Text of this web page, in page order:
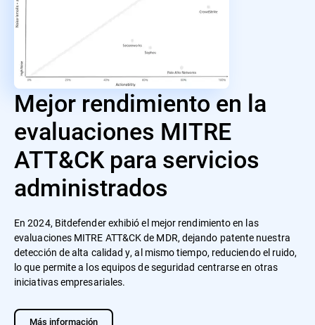
Mejor rendimiento en la
evaluaciones MITRE
ATT&CK para servicios
administrados
En 2024, Bitdefender exhibió el mejor rendimiento en las
evaluaciones MITRE ATT&CK de MDR, dejando patente nuestra
detección de alta calidad y, al mismo tiempo, reduciendo el ruido,
lo que permite a los equipos de seguridad centrarse en otras
iniciativas empresariales.
Más información